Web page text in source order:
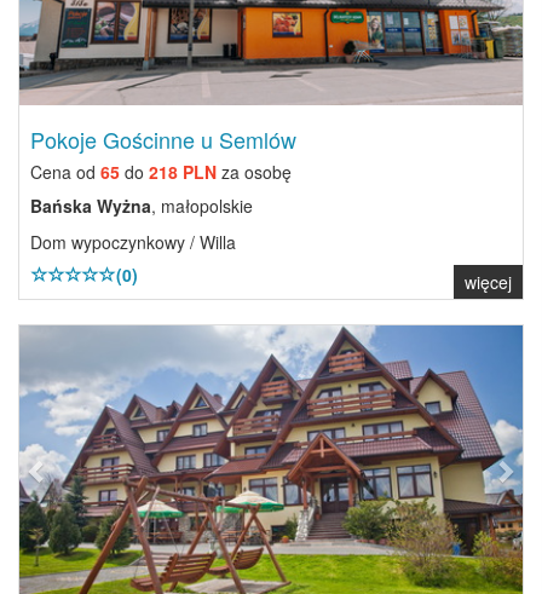
Pokoje Gościnne u Semlów
Cena od 65 do 218 PLN za osobę
Bańska Wyżna, małopolskie
Dom wypoczynkowy / Willa
(0)
więcej